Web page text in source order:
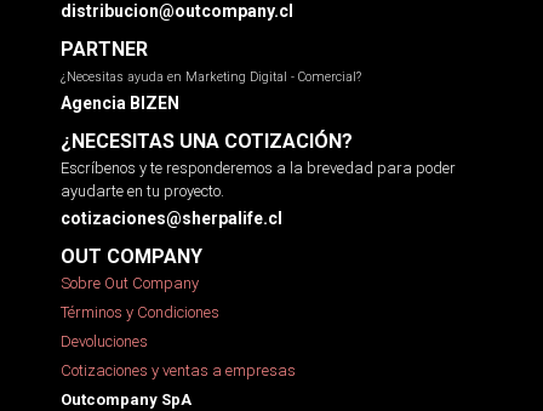
distribucion@outcompany.cl
PARTNER
¿Necesitas ayuda en Marketing Digital - Comercial?
Agencia BIZEN
¿NECESITAS UNA COTIZACIÓN?
Escríbenos y te responderemos a la brevedad para poder
ayudarte en tu proyecto.
cotizaciones@sherpalife.cl
OUT COMPANY
Sobre Out Company
Términos y Condiciones
Devoluciones
Cotizaciones y ventas a empresas
Outcompany SpA